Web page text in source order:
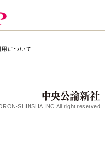
について
SHINSHA,INC.All right reserved